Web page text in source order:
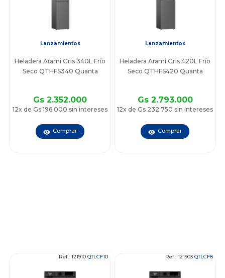
Lanzamientos
Heladera Arami Gris 340L Frío
Seco QTHFS340 Quanta
Gs 2.352.000
12x de Gs 196.000 sin intereses
Comprar
Lanzamientos
Heladera Arami Gris 420L Frío
Seco QTHFS420 Quanta
Gs 2.793.000
12x de Gs 232.750 sin intereses
Comprar
Ref.: 121910 QTLCF10 Ref.: 121903 QTLCF8